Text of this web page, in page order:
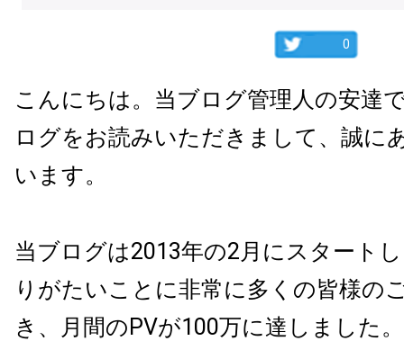
0
こんにちは。当ブログ管理人の安達
ログをお読みいただきまして、誠に
います。
当ブログは2013年の2月にスタート
りがたいことに非常に多くの皆様の
き、月間のPVが100万に達しました